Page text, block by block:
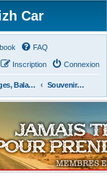
Car
FAQ
Connexion
Inscription
Voyages, Balades, Expos, Salons, Concerts, Festivals Souvenirs rapportés